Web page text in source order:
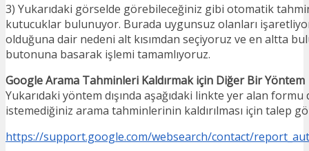
3) Yukarıdaki görselde görebileceğiniz gibi otomatik
kutucuklar bulunuyor. Burada uygunsuz olanları
olduğuna dair nedeni alt kısımdan seçiyoruz ve en altta
butonuna basarak işlemi tamamlıyoruz.
Google Arama Tahminleri Kaldırmak için Diğer Bir Yöntem
Yukarıdaki yöntem dışında aşağıdaki linkte yer alan
istemediğiniz arama tahminlerinin kaldırılması için talep
https://support.google.com/websearch/contact/